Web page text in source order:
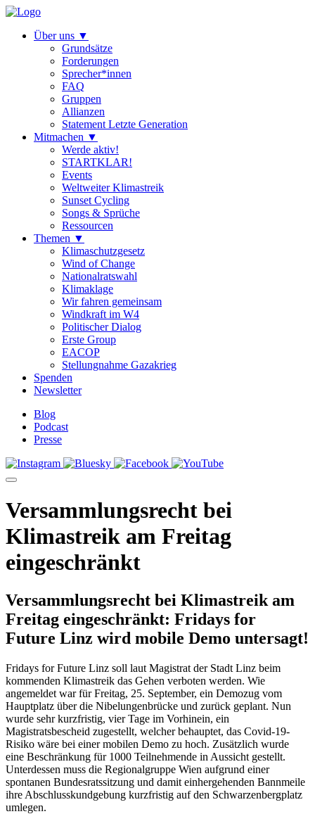
Über uns ▼
Grundsätze
Forderungen
Sprecher*innen
FAQ
Gruppen
Allianzen
Statement Letzte Generation
Mitmachen ▼
Werde aktiv!
STARTKLAR!
Events
Weltweiter Klimastreik
Sunset Cycling
Songs & Sprüche
Ressourcen
Themen ▼
Klimaschutzgesetz
Wind of Change
Nationalratswahl
Klimaklage
Wir fahren gemeinsam
Windkraft im W4
Politischer Dialog
Erste Group
EACOP
Stellungnahme Gazakrieg
Spenden
Newsletter
Blog
Podcast
Presse
Versammlungsrecht bei
Klimastreik am Freitag
eingeschränkt
Versammlungsrecht bei Klimastreik am
Freitag eingeschränkt: Fridays for
Future Linz wird mobile Demo untersagt!
Fridays for Future Linz soll laut Magistrat der Stadt Linz beim
kommenden Klimastreik das Gehen verboten werden. Wie
angemeldet war für Freitag, 25. September, ein Demozug vom
Hauptplatz über die Nibelungenbrücke und zurück geplant. Nun
wurde sehr kurzfristig, vier Tage im Vorhinein, ein
Magistratsbescheid zugestellt, welcher behauptet, das Covid-19-
Risiko wäre bei einer mobilen Demo zu hoch. Zusätzlich wurde
eine Beschränkung für 1000 Teilnehmende in Aussicht gestellt.
Unterdessen muss die Regionalgruppe Wien aufgrund einer
spontanen Bundesratssitzung und damit einhergehenden Bannmeile
ihre Abschlusskundgebung kurzfristig auf den Schwarzenbergplatz
umlegen.